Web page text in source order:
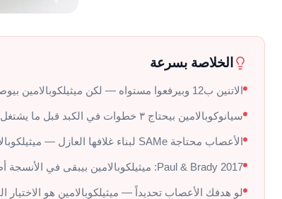
الخلاصة بسرعة
الاتنين ب12 وبيرفعوا مستواه — لكن ميثيلكوبالامين بيوصل لأعصابك بدون خطوات تحويل إضافية
سيانوكوبالامين بيحتاج ٣ خطوات في الكبد قبل ما يشتغل — ميثيلكوبالامين بيدخل جاهز ومباشر
الأعصاب محتاجة SAMe لبناء غلافها العازل — ميثيلكوبالامين بيغذي المسار ده مباشرة
Paul & Brady 2017: ميثيلكوبالامين بيبقى في الأنسجة أطول مع طرح أقل في البول
لو هدفك الأعصاب تحديداً — ميثيلكوبالامين هو